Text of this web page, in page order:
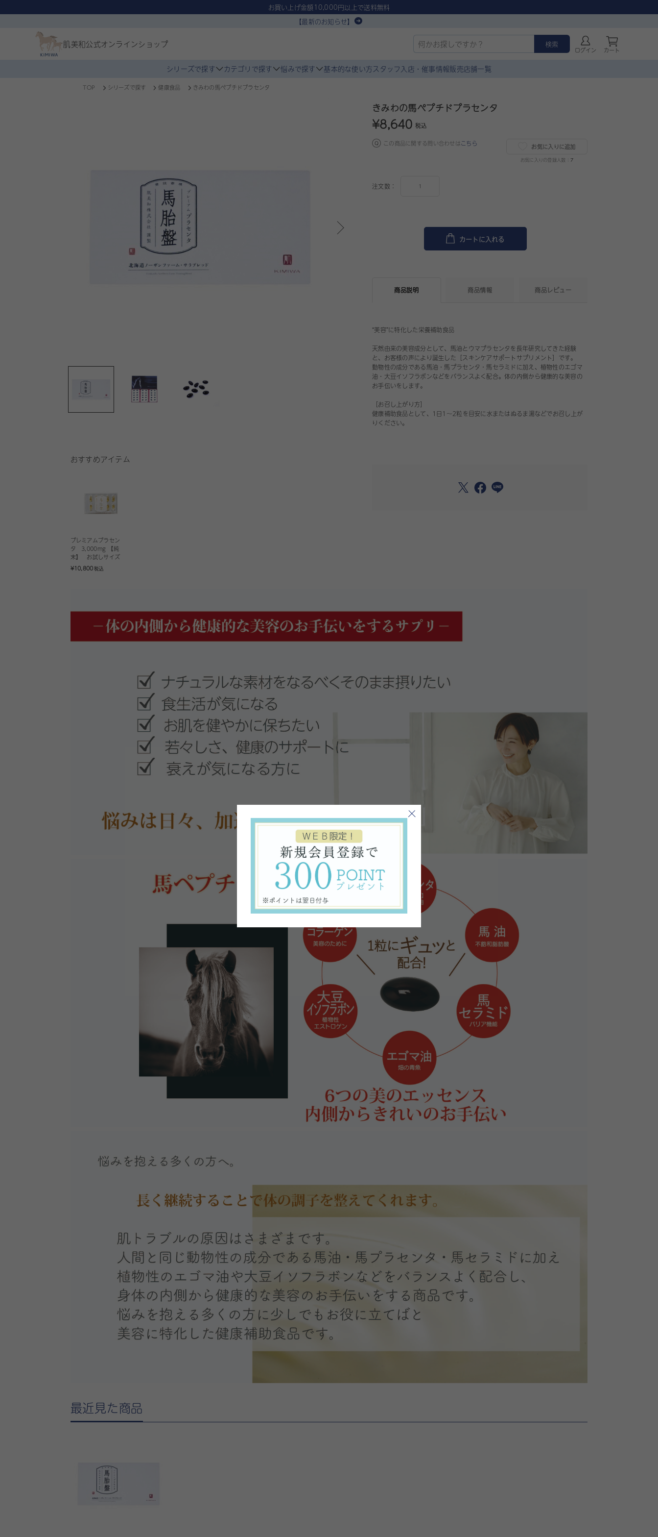
お買い上げ金額10,000円以上で送料無料
【最新のお知らせ】
肌美和公式オンラインショップ 検索
ログイン カート
シリーズで探す カテゴリで探す 悩みで探す 基本的な使い方スタッフ入店・催事情報販売店舗一覧
TOP シリーズで探す 健康食品 きみわの馬ペプチドプラセンタ
おすすめアイテム
プレミアムプラセン
タ 3,000mg 【純
末】 お試しサイズ
¥10,800税込
きみわの馬ペプチドプラセンタ
¥8,640 税込
この商品に関する問い合わせはこちら お気に入りに追加
お気に入りの登録人数： 7
注文数：
カートに入れる
商品説明 商品情報 商品レビュー
“美容”に特化した栄養補助食品
天然由来の美容成分として、馬油とウマプラセンタを長年研究してきた経験
と、お客様の声により誕生した［スキンケアサポートサプリメント］です。
動物性の成分である馬油・馬プラセンタ・馬セラミドに加え、植物性のエゴマ
油・大豆イソフラボンなどをバランスよく配合。体の内側から健康的な美容の
お手伝いをします。
［お召し上がり方］
健康補助食品として、1日1～2粒を目安に水またはぬるま湯などでお召し上が
りください。
最近見た商品